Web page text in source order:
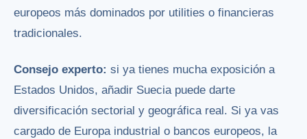
europeos más dominados por utilities o financieras
tradicionales.
Consejo experto: si ya tienes mucha exposición a
Estados Unidos, añadir Suecia puede darte
diversificación sectorial y geográfica real. Si ya vas
cargado de Europa industrial o bancos europeos, la